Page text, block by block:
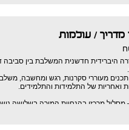
/ עולמות
היברידית חדשנית המשלבת בין סביבה
מעוררי סקרנות, רגש ומחשבה,
ואחריות של התלמידות והתלמידים.
מסלול מרכזי בהנחיית המורה בשלושה